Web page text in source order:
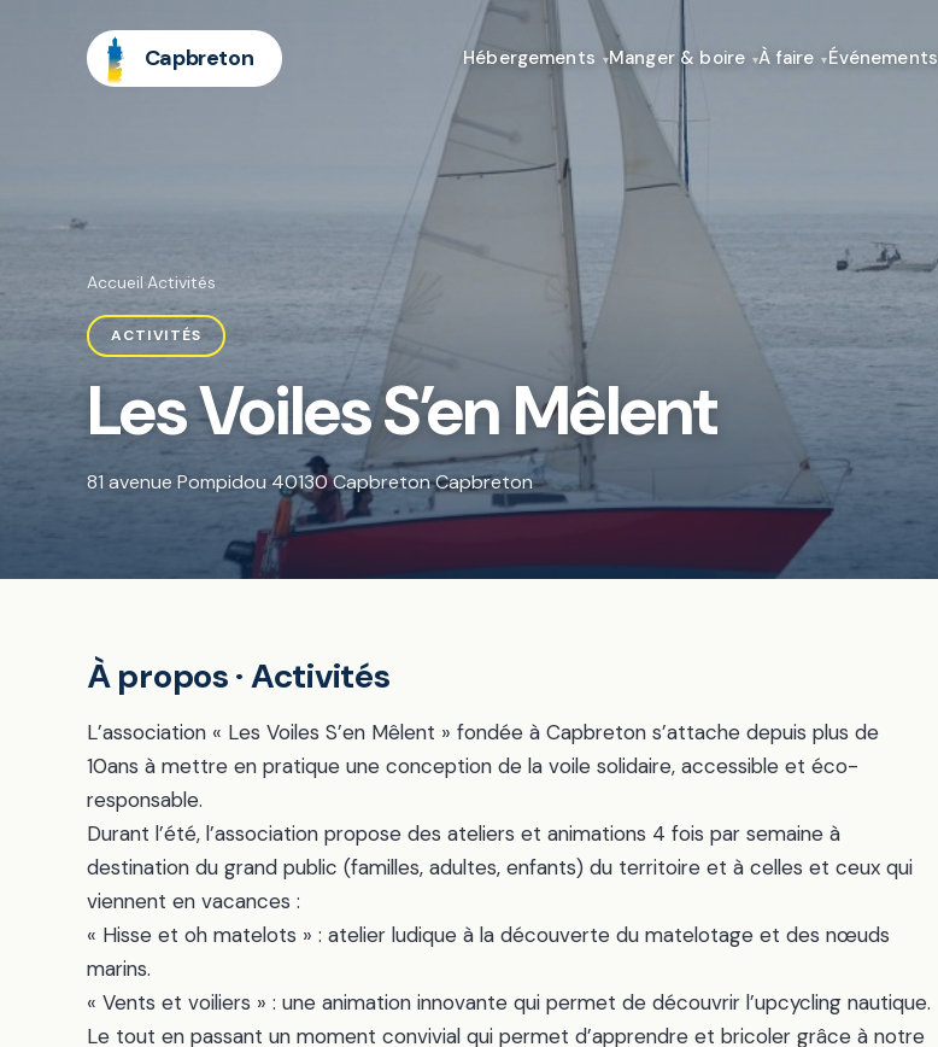
Capbreton Hébergements Manger & boire À faire Événements
Accueil·Activités
ACTIVITÉS
Les Voiles S’en Mêlent
81 avenue Pompidou 40130 Capbreton Capbreton
À propos · Activités
L’association « Les Voiles S’en Mêlent » fondée à Capbreton s’attache depuis plus de
10ans à mettre en pratique une conception de la voile solidaire, accessible et éco-
responsable.
Durant l’été, l’association propose des ateliers et animations 4 fois par semaine à
destination du grand public (familles, adultes, enfants) du territoire et à celles et ceux qui
viennent en vacances :
« Hisse et oh matelots » : atelier ludique à la découverte du matelotage et des nœuds
marins.
« Vents et voiliers » : une animation innovante qui permet de découvrir l’upcycling nautique.
Le tout en passant un moment convivial qui permet d’apprendre et bricoler grâce à notre